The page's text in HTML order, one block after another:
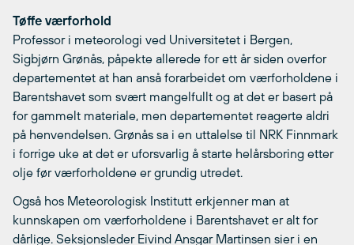
Tøffe værforhold
Professor i meteorologi ved Universitetet i Bergen,
Sigbjørn Grønås, påpekte allerede for ett år siden overfor
departementet at han anså forarbeidet om værforholdene i
Barentshavet som svært mangelfullt og at det er basert på
for gammelt materiale, men departementet reagerte aldri
på henvendelsen. Grønås sa i en uttalelse til NRK Finnmark
i forrige uke at det er uforsvarlig å starte helårsboring etter
olje før værforholdene er grundig utredet.
Også hos Meteorologisk Institutt erkjenner man at
kunnskapen om værforholdene i Barentshavet er alt for
dårlige. Seksjonsleder Eivind Ansgar Martinsen sier i en